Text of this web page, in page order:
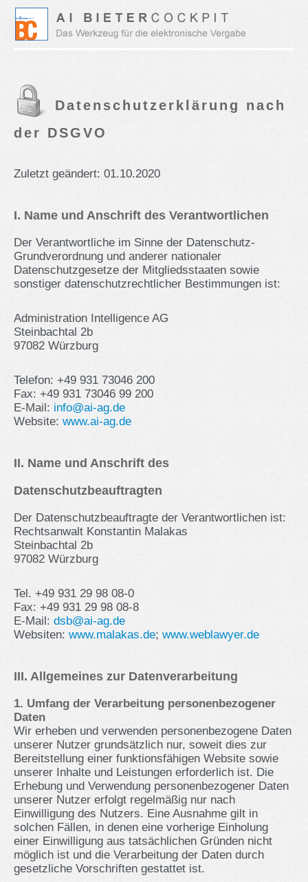
Datenschutzerklärung nach
der DSGVO
Zuletzt geändert: 01.10.2020
I. Name und Anschrift des Verantwortlichen
Der Verantwortliche im Sinne der Datenschutz-
Grundverordnung und anderer nationaler
Datenschutzgesetze der Mitgliedsstaaten sowie
sonstiger datenschutzrechtlicher Bestimmungen ist:
Administration Intelligence AG
Steinbachtal 2b
97082 Würzburg
Telefon: +49 931 73046 200
Fax: +49 931 73046 99 200
E-Mail: info@ai-ag.de
Website: www.ai-ag.de
II. Name und Anschrift des
Datenschutzbeauftragten
Der Datenschutzbeauftragte der Verantwortlichen ist:
Rechtsanwalt Konstantin Malakas
Steinbachtal 2b
97082 Würzburg
Tel. +49 931 29 98 08-0
Fax: +49 931 29 98 08-8
E-Mail: dsb@ai-ag.de
Websiten: www.malakas.de; www.weblawyer.de
III. Allgemeines zur Datenverarbeitung
1. Umfang der Verarbeitung personenbezogener
Daten
Wir erheben und verwenden personenbezogene Daten
unserer Nutzer grundsätzlich nur, soweit dies zur
Bereitstellung einer funktionsfähigen Website sowie
unserer Inhalte und Leistungen erforderlich ist. Die
Erhebung und Verwendung personenbezogener Daten
unserer Nutzer erfolgt regelmäßig nur nach
Einwilligung des Nutzers. Eine Ausnahme gilt in
solchen Fällen, in denen eine vorherige Einholung
einer Einwilligung aus tatsächlichen Gründen nicht
möglich ist und die Verarbeitung der Daten durch
gesetzliche Vorschriften gestattet ist.